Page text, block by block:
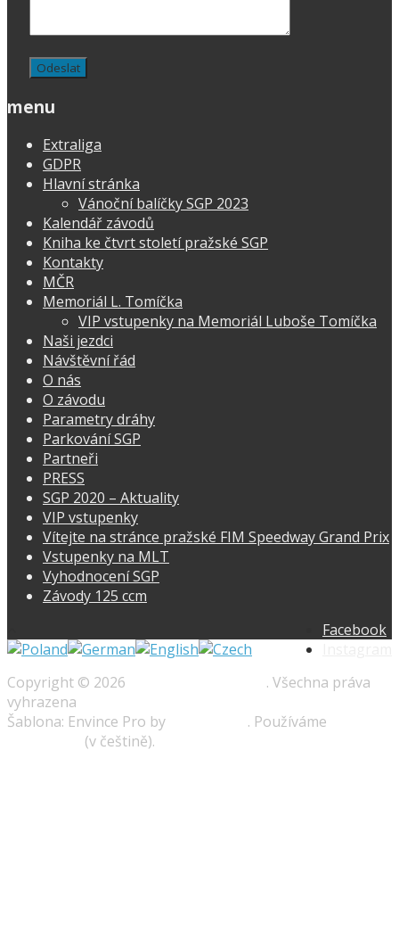
menu
Extraliga
GDPR
Hlavní stránka
Vánoční balíčky SGP 2023
Kalendář závodů
Kniha ke čtvrt století pražské SGP
Kontakty
MČR
Memoriál L. Tomíčka
VIP vstupenky na Memoriál Luboše Tomíčka
Naši jezdci
Návštěvní řád
O nás
O závodu
Parametry dráhy
Parkování SGP
Partneři
PRESS
SGP 2020 – Aktuality
VIP vstupenky
Vítejte na stránce pražské FIM Speedway Grand Prix
Vstupenky na MLT
Vyhodnocení SGP
Závody 125 ccm
Facebook
Copyright © 2026
. Všechna práva
vyhrazena
Šablona: Envince Pro by
. Používáme
(v češtině).